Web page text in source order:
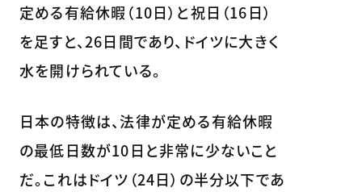
定める有給休暇（10日）と祝日（16日）
を足すと、26日間であり、ドイツに大きく
水を開けられている。
日本の特徴は、法律が定める有給休暇
の最低日数が10日と非常に少ないこと
だ。これはドイツ（24日）の半分以下であ